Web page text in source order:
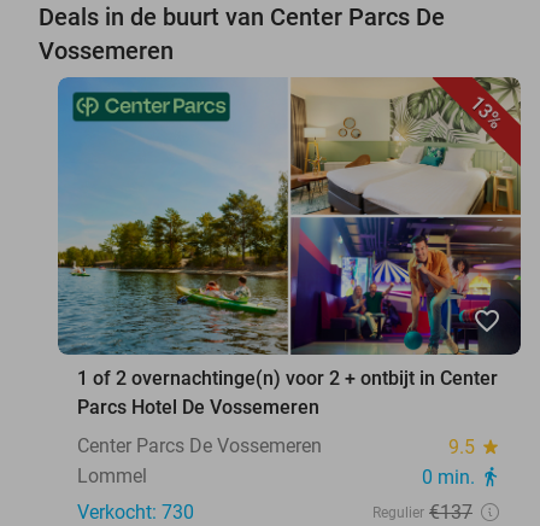
Deals in de buurt van Center Parcs De
Vossemeren
13%
favorite_border
1 of 2 overnachtinge(n) voor 2 + ontbijt in Center
Parcs Hotel De Vossemeren
Center Parcs De Vossemeren
9.5 star
Lommel 0 min. directions_walk
Verkocht: 730 Regulier €137